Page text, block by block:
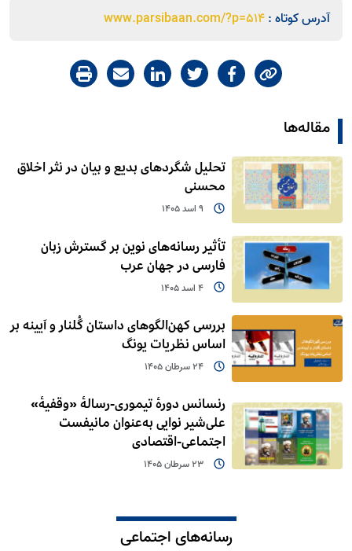
آدرس کوتاه :www.parsibaan.com/?p=514
مقاله‌ها
تحلیل شگردهای بدیع و بیان در نثر اخلاق
محسنی
9 اسد 1405
تأثیر رسانه‌های نوین بر گسترش زبان
فارسی در جهان عرب
4 اسد 1405
بررسی کهن‌الگوهای داستان گُلنار و آیینه بر
اساس نظریات یونگ
24 سرطان 1405
رنسانس دورۀ تیموری-رسالۀ «وقفیۀ»
علی‌شیر نوایی به‌عنوان مانیفست
اجتماعی-اقتصادی
23 سرطان 1405
رسانه‌های اجتماعی